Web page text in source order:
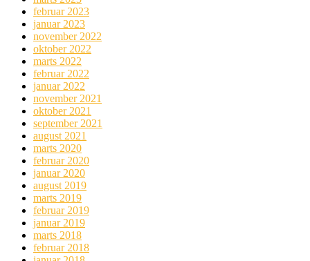
februar 2023
januar 2023
november 2022
oktober 2022
marts 2022
februar 2022
januar 2022
november 2021
oktober 2021
september 2021
august 2021
marts 2020
februar 2020
januar 2020
august 2019
marts 2019
februar 2019
januar 2019
marts 2018
februar 2018